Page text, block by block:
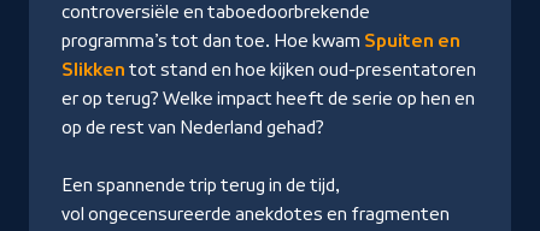
controversiële en taboedoorbrekende
programma’s tot dan toe. Hoe kwam Spuiten en
Slikken tot stand en hoe kijken oud-presentatoren
er op terug? Welke impact heeft de serie op hen en
op de rest van Nederland gehad?
Een spannende trip terug in de tijd,
vol ongecensureerde anekdotes en fragmenten